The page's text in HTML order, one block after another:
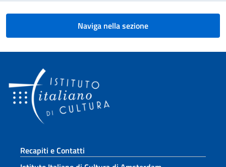
Naviga nella sezione
Sezione footer
Recapiti e Contatti